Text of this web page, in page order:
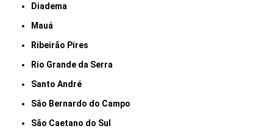
Diadema
Mauá
Ribeirão Pires
Rio Grande da Serra
Santo André
São Bernardo do Campo
São Caetano do Sul